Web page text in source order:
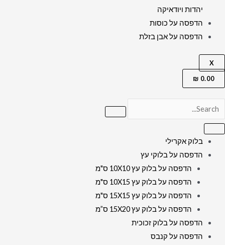
יהדות ויודאיקה
הדפסה על כוסות
הדפסה על אבן בזלת
X
0.00
₪
בלוק אקרילי
הדפסה על בלוקי עץ
הדפסה על בלוק עץ 10X10 ס"מ
הדפסה על בלוק עץ 10X15 ס"מ
הדפסה על בלוק עץ 15X15 ס"מ
הדפסה על בלוק עץ 15X20 ס”מ
הדפסה על בלוק זכוכית
הדפסה על קנבס